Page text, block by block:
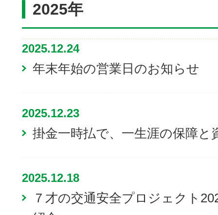
2025年
2025.12.24
年末年始の営業日のお知らせ
2025.12.23
掛金一時払で、一生涯の保障と
2025.12.18
７才の交通安全プロジェクト